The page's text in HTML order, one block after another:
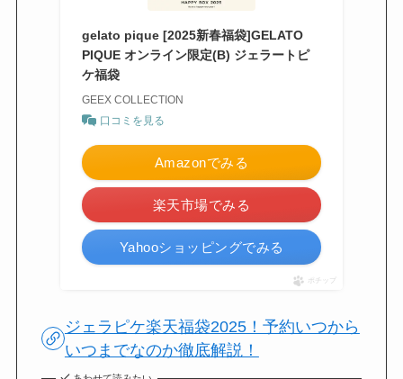
gelato pique [2025新春福袋]GELATO
PIQUE オンライン限定(B) ジェラートピ
ケ福袋
GEEX COLLECTION
口コミを見る
Amazonでみる
楽天市場でみる
Yahooショッピングでみる
ポチップ
ジェラピケ楽天福袋2025！予約いつから
いつまでなのか徹底解説！